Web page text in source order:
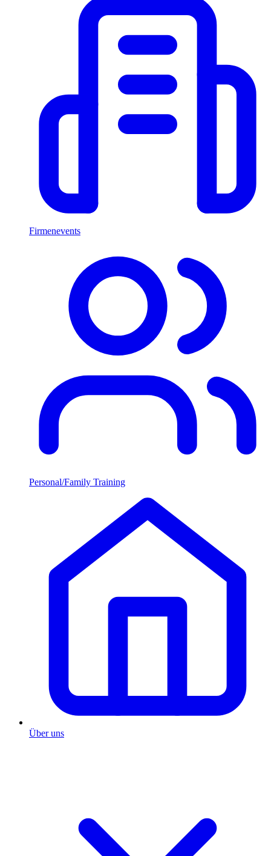
Firmenevents
Personal/Family Training
Über uns